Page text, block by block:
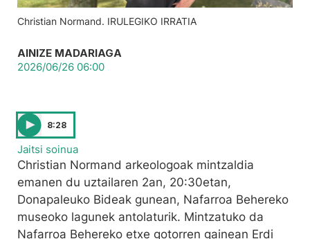
Christian Normand. IRULEGIKO IRRATIA
AINIZE MADARIAGA
2026/06/26 06:00
8:28
Jaitsi soinua
Christian Normand arkeologoak mintzaldia
emanen du uztailaren 2an, 20:30etan,
Donapaleuko Bideak gunean, Nafarroa Behereko
museoko lagunek antolaturik. Mintzatuko da
Nafarroa Behereko etxe gotorren gainean Erdi